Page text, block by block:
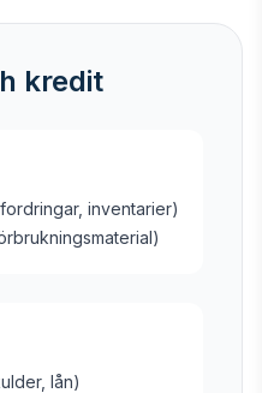
kredit
inventarier)
lån)